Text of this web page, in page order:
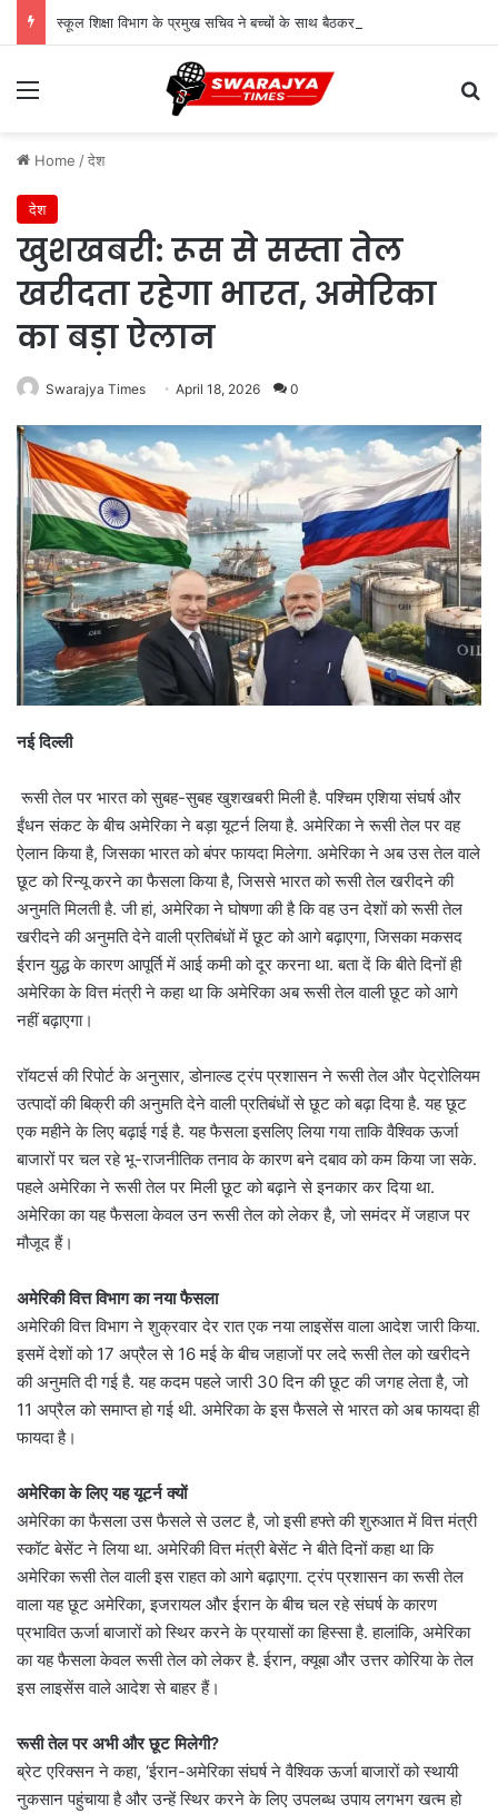
Menu
Home /देश
देश
खुशखबरी: रूस से सस्ता तेल
खरीदता रहेगा भारत, अमेरिका
का बड़ा ऐलान
Swarajya Times April 18, 2026 0
नई दिल्ली
रूसी तेल पर भारत को सुबह-सुबह खुशखबरी मिली है. पश्चिम एशिया संघर्ष और
ईंधन संकट के बीच अमेरिका ने बड़ा यूटर्न लिया है. अमेरिका ने रूसी तेल पर वह
ऐलान किया है, जिसका भारत को बंपर फायदा मिलेगा. अमेरिका ने अब उस तेल वाले
छूट को रिन्यू करने का फैसला किया है, जिससे भारत को रूसी तेल खरीदने की
अनुमति मिलती है. जी हां, अमेरिका ने घोषणा की है कि वह उन देशों को रूसी तेल
खरीदने की अनुमति देने वाली प्रतिबंधों में छूट को आगे बढ़ाएगा, जिसका मकसद
ईरान युद्ध के कारण आपूर्ति में आई कमी को दूर करना था. बता दें कि बीते दिनों ही
अमेरिका के वित्त मंत्री ने कहा था कि अमेरिका अब रूसी तेल वाली छूट को आगे
नहीं बढ़ाएगा।
रॉयटर्स की रिपोर्ट के अनुसार, डोनाल्ड ट्रंप प्रशासन ने रूसी तेल और पेट्रोलियम
उत्पादों की बिक्री की अनुमति देने वाली प्रतिबंधों से छूट को बढ़ा दिया है. यह छूट
एक महीने के लिए बढ़ाई गई है. यह फैसला इसलिए लिया गया ताकि वैश्विक ऊर्जा
बाजारों पर चल रहे भू-राजनीतिक तनाव के कारण बने दबाव को कम किया जा सके.
पहले अमेरिका ने रूसी तेल पर मिली छूट को बढ़ाने से इनकार कर दिया था.
अमेरिका का यह फैसला केवल उन रूसी तेल को लेकर है, जो समंदर में जहाज पर
मौजूद हैं।
अमेरिकी वित्त विभाग का नया फैसला
अमेरिकी वित्त विभाग ने शुक्रवार देर रात एक नया लाइसेंस वाला आदेश जारी किया.
इसमें देशों को 17 अप्रैल से 16 मई के बीच जहाजों पर लदे रूसी तेल को खरीदने
की अनुमति दी गई है. यह कदम पहले जारी 30 दिन की छूट की जगह लेता है, जो
11 अप्रैल को समाप्त हो गई थी. अमेरिका के इस फैसले से भारत को अब फायदा ही
फायदा है।
अमेरिका के लिए यह यूटर्न क्यों
अमेरिका का फैसला उस फैसले से उलट है, जो इसी हफ्ते की शुरुआत में वित्त मंत्री
स्कॉट बेसेंट ने लिया था. अमेरिकी वित्त मंत्री बेसेंट ने बीते दिनों कहा था कि
अमेरिका रूसी तेल वाली इस राहत को आगे बढ़ाएगा. ट्रंप प्रशासन का रूसी तेल
वाला यह छूट अमेरिका, इजरायल और ईरान के बीच चल रहे संघर्ष के कारण
प्रभावित ऊर्जा बाजारों को स्थिर करने के प्रयासों का हिस्सा है. हालांकि, अमेरिका
का यह फैसला केवल रूसी तेल को लेकर है. ईरान, क्यूबा और उत्तर कोरिया के तेल
इस लाइसेंस वाले आदेश से बाहर हैं।
रूसी तेल पर अभी और छूट मिलेगी?
ब्रेट एरिक्सन ने कहा, ‘ईरान-अमेरिका संघर्ष ने वैश्विक ऊर्जा बाजारों को स्थायी
नुकसान पहुंचाया है और उन्हें स्थिर करने के लिए उपलब्ध उपाय लगभग खत्म हो